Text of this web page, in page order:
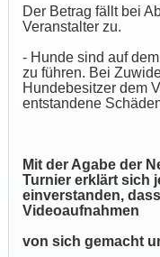
Der Betrag fällt bei
Veranstalter zu.
- Hunde sind auf
zu führen. Bei
Hundebesitzer dem
entstandene
Mit der Agabe der
Turnier erklärt sich
einverstanden,
Videoaufnahmen
von sich gemacht